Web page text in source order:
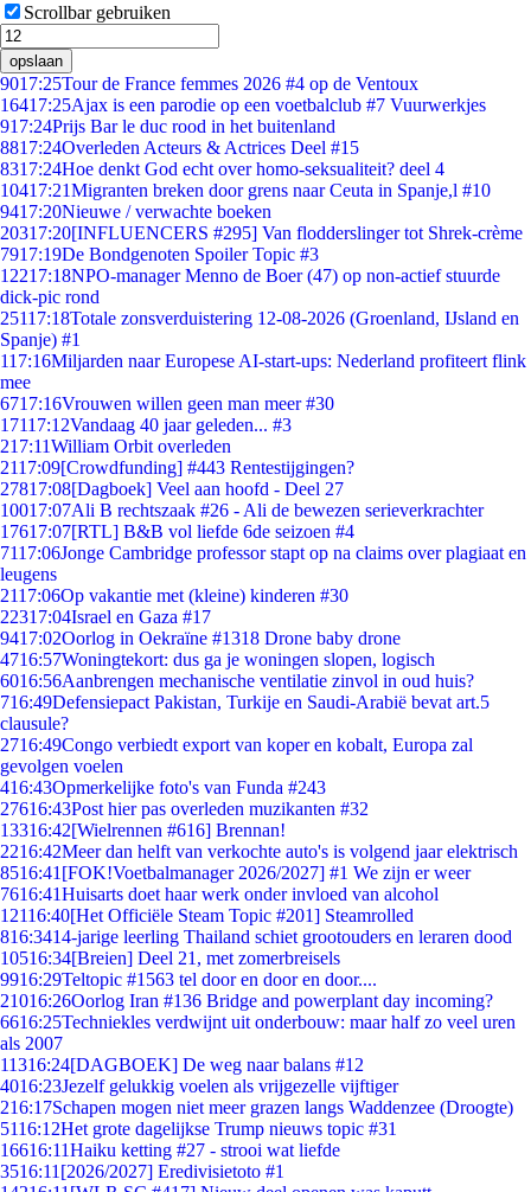
Scrollbar gebruiken
opslaan
9017:25Tour de France femmes 2026 #4 op de Ventoux
16417:25Ajax is een parodie op een voetbalclub #7 Vuurwerkjes
917:24Prijs Bar le duc rood in het buitenland
8817:24Overleden Acteurs & Actrices Deel #15
8317:24Hoe denkt God echt over homo-seksualiteit? deel 4
10417:21Migranten breken door grens naar Ceuta in Spanje,l #10
9417:20Nieuwe / verwachte boeken
20317:20[INFLUENCERS #295] Van flodderslinger tot Shrek-crème
7917:19De Bondgenoten Spoiler Topic #3
12217:18NPO-manager Menno de Boer (47) op non-actief stuurde
dick-pic rond
25117:18Totale zonsverduistering 12-08-2026 (Groenland, IJsland en
Spanje) #1
117:16Miljarden naar Europese AI-start-ups: Nederland profiteert flink
mee
6717:16Vrouwen willen geen man meer #30
17117:12Vandaag 40 jaar geleden... #3
217:11William Orbit overleden
2117:09[Crowdfunding] #443 Rentestijgingen?
27817:08[Dagboek] Veel aan hoofd - Deel 27
10017:07Ali B rechtszaak #26 - Ali de bewezen serieverkrachter
17617:07[RTL] B&B vol liefde 6de seizoen #4
7117:06Jonge Cambridge professor stapt op na claims over plagiaat en
leugens
2117:06Op vakantie met (kleine) kinderen #30
22317:04Israel en Gaza #17
9417:02Oorlog in Oekraïne #1318 Drone baby drone
4716:57Woningtekort: dus ga je woningen slopen, logisch
6016:56Aanbrengen mechanische ventilatie zinvol in oud huis?
716:49Defensiepact Pakistan, Turkije en Saudi-Arabië bevat art.5
clausule?
2716:49Congo verbiedt export van koper en kobalt, Europa zal
gevolgen voelen
416:43Opmerkelijke foto's van Funda #243
27616:43Post hier pas overleden muzikanten #32
13316:42[Wielrennen #616] Brennan!
2216:42Meer dan helft van verkochte auto's is volgend jaar elektrisch
8516:41 [FOK!Voetbalmanager 2026/2027] #1 We zijn er weer
7616:41Huisarts doet haar werk onder invloed van alcohol
12116:40[Het Officiële Steam Topic #201] Steamrolled
816:3414-jarige leerling Thailand schiet grootouders en leraren dood
10516:34[Breien] Deel 21, met zomerbreisels
9916:29Teltopic #1563 tel door en door en door....
21016:26Oorlog Iran #136 Bridge and powerplant day incoming?
6616:25Techniekles verdwijnt uit onderbouw: maar half zo veel uren
als 2007
11316:24[DAGBOEK] De weg naar balans #12
4016:23Jezelf gelukkig voelen als vrijgezelle vijftiger
216:17Schapen mogen niet meer grazen langs Waddenzee (Droogte)
5116:12Het grote dagelijkse Trump nieuws topic #31
16616:11Haiku ketting #27 - strooi wat liefde
3516:11 [2026/2027] Eredivisietoto #1